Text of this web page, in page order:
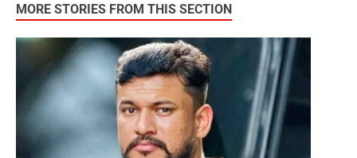
MORE STORIES FROM THIS SECTION